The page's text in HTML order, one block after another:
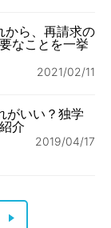
から、再請求の
なことを一挙
2021/02/11
がいい？独学
介
2019/04/17